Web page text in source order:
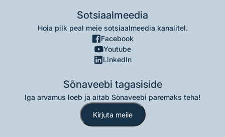
Sotsiaalmeedia
Hoia pilk peal meie sotsiaalmeedia kanalitel.
Facebook
Youtube
LinkedIn
Sõnaveebi tagasiside
Iga arvamus loeb ja aitab Sõnaveebi paremaks teha!
Kirjuta meile